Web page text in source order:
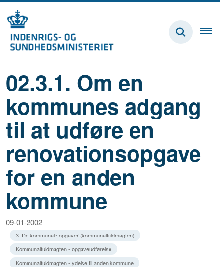
02.3.1. Om en
kommunes adgang
til at udføre en
renovationsopgave
for en anden
kommune
09-01-2002
3. De kommunale opgaver (kommunalfuldmagten)
Kommunalfuldmagten - opgaveudførelse
Kommunalfuldmagten - ydelse til anden kommune